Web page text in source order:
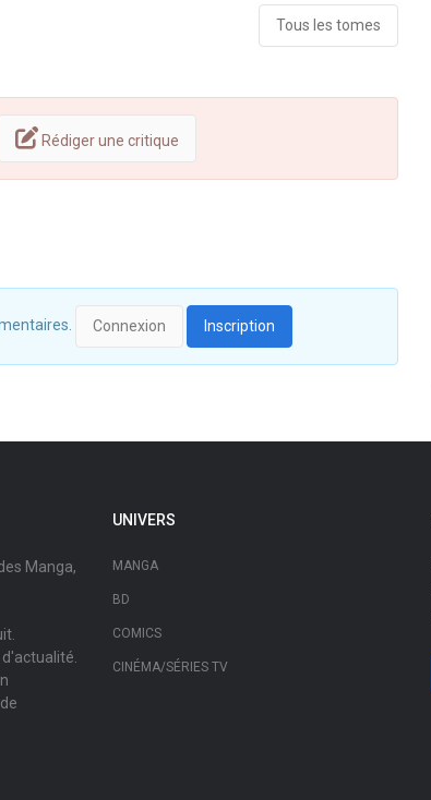
Tous les tomes
Rédiger une critique
Connexion Inscription
Manga,
UNIVERS
MANGA
BD
COMICS
CINÉMA/SÉRIES TV